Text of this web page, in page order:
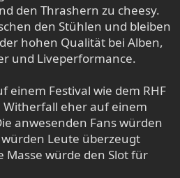
den Thrashern zu cheesy.
den Stühlen und bleiben
hohen Qualität bei Alben,
und Liveperformance.
einem Festival wie dem RHF
eher auf einem
anwesenden Fans würden
Leute überzeugt
Masse würde den Slot für